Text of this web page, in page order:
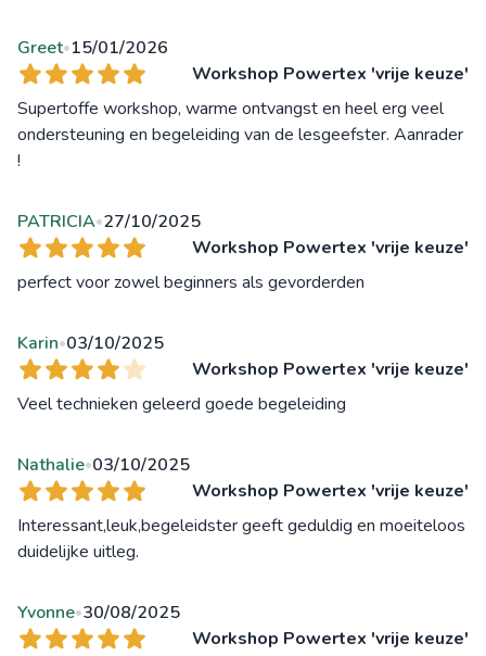
Greet•15/01/2026
Workshop Powertex 'vrije keuze'
Supertoffe workshop, warme ontvangst en heel erg veel
ondersteuning en begeleiding van de lesgeefster. Aanrader
!
PATRICIA•27/10/2025
Workshop Powertex 'vrije keuze'
perfect voor zowel beginners als gevorderden
Karin•03/10/2025
Workshop Powertex 'vrije keuze'
Veel technieken geleerd goede begeleiding
Nathalie•03/10/2025
Workshop Powertex 'vrije keuze'
Interessant,leuk,begeleidster geeft geduldig en moeiteloos
duidelijke uitleg.
Yvonne•30/08/2025
Workshop Powertex 'vrije keuze'